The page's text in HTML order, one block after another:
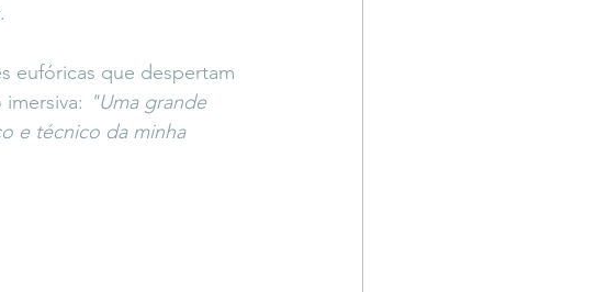
.
eufóricas que despertam
"Uma grande
e técnico da minha